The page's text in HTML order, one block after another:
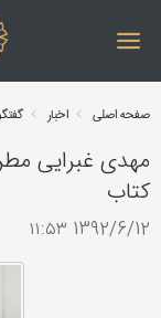
صفحه اصلی اخبار
مهدی غبرایی
کتاب
1392/6/12 ۱۱:۵۳